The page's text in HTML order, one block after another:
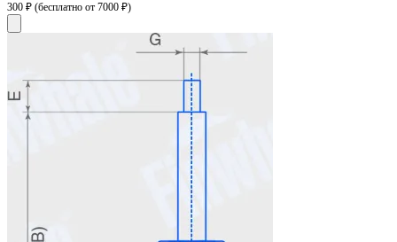
300 ₽ (бесплатно от 7000 ₽)